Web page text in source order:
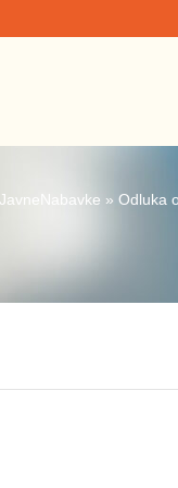
» Odluka